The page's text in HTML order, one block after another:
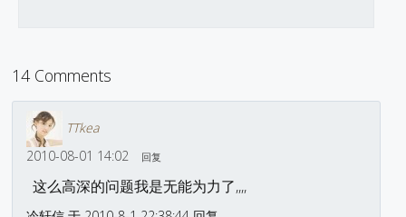
14 Comments
TTkea
2010-08-01 14:02
回复
这么高深的问题我是无能为力了,,,,